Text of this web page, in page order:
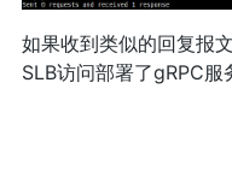
如果收到类似的回复报
SLB访问部署了gRPC服